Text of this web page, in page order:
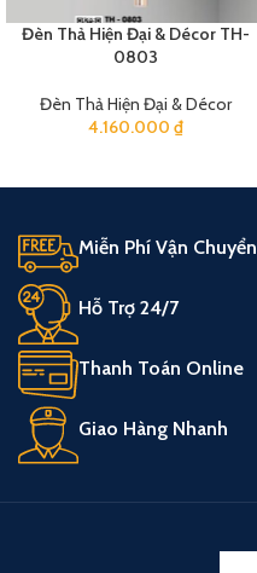
Đèn Thả Hiện Đại & Décor TH-
0803
Đèn Thả Hiện Đại & Décor
4.160.000 ₫
Miễn Phí Vận Chuyển
Hỗ Trợ 24/7
Thanh Toán Online
Giao Hàng Nhanh